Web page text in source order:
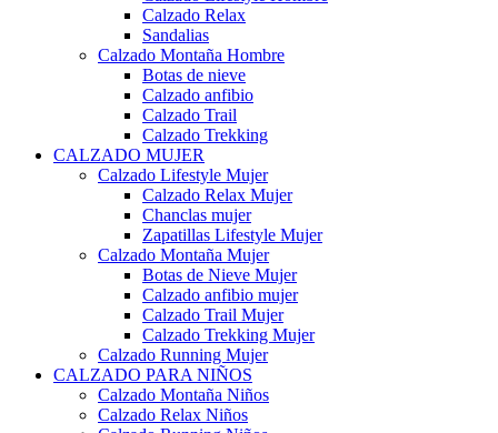
Calzado Relax
Sandalias
Calzado Montaña Hombre
Botas de nieve
Calzado anfibio
Calzado Trail
Calzado Trekking
CALZADO MUJER
Calzado Lifestyle Mujer
Calzado Relax Mujer
Chanclas mujer
Zapatillas Lifestyle Mujer
Calzado Montaña Mujer
Botas de Nieve Mujer
Calzado anfibio mujer
Calzado Trail Mujer
Calzado Trekking Mujer
Calzado Running Mujer
CALZADO PARA NIÑOS
Calzado Montaña Niños
Calzado Relax Niños